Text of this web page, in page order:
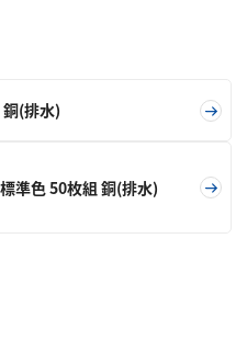
(排水)
準色 50枚組 銅(排水)